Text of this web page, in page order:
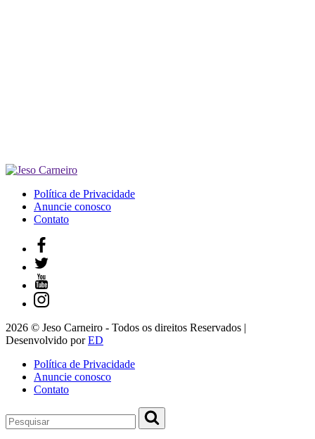
Política de Privacidade
Anuncie conosco
Contato
2026 © Jeso Carneiro - Todos os direitos Reservados |
Desenvolvido porED
Política de Privacidade
Anuncie conosco
Contato